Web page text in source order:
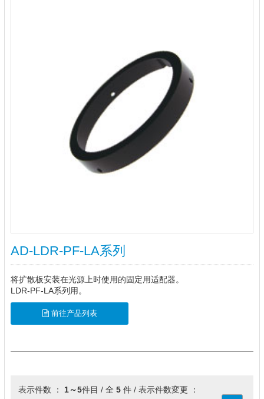
AD-LDR-PF-LA系列
将扩散板安装在光源上时使用的固定用适配器。
LDR-PF-LA系列用。
前往产品列表
表示件数 ： 1～5件目 / 全 5 件 / 表示件数変更 ：